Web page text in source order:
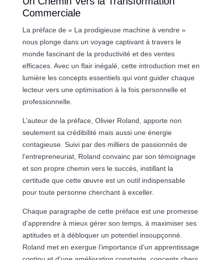
Commerciale
La préface de « La prodigieuse machine à vendre »
nous plonge dans un voyage captivant à travers le
monde fascinant de la productivité et des ventes
efficaces. Avec un flair inégalé, cette introduction met en
lumière les concepts essentiels qui vont guider chaque
lecteur vers une optimisation à la fois personnelle et
professionnelle.
L’auteur de la préface, Olivier Roland, apporte non
seulement sa crédibilité mais aussi une énergie
contagieuse. Suivi par des milliers de passionnés de
l’entrepreneuriat, Roland convainc par son témoignage
et son propre chemin vers le succès, instillant la
certitude que cette œuvre est un outil indispensable
pour toute personne cherchant à exceller.
Chaque paragraphe de cette préface est une promesse
d’apprendre à mieux gérer son temps, à maximiser ses
aptitudes et à débloquer un potentiel insoupçonné.
Roland met en exergue l’importance d’un apprentissage